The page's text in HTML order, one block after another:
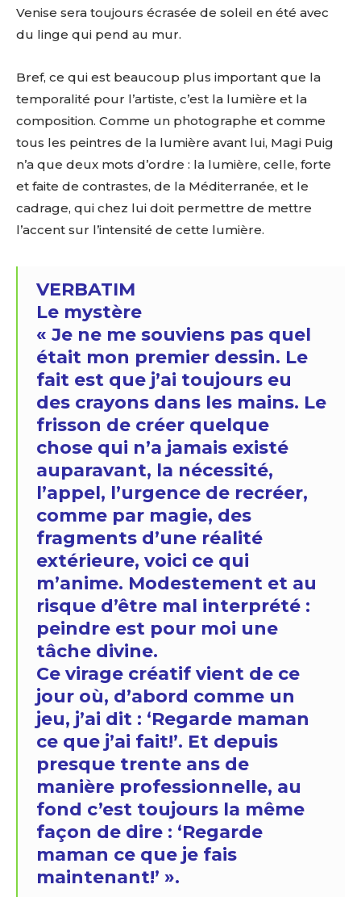
Venise sera toujours écrasée de soleil en été avec
du linge qui pend au mur.
Bref, ce qui est beaucoup plus important que la
temporalité pour l’artiste, c’est la lumière et la
composition. Comme un photographe et comme
tous les peintres de la lumière avant lui, Magi Puig
n’a que deux mots d’ordre : la lumière, celle, forte
et faite de contrastes, de la Méditerranée, et le
cadrage, qui chez lui doit permettre de mettre
l’accent sur l’intensité de cette lumière.
VERBATIM
Le mystère
« Je ne me souviens pas quel
était mon premier dessin. Le
fait est que j’ai toujours eu
des crayons dans les mains. Le
frisson de créer quelque
chose qui n’a jamais existé
auparavant, la nécessité,
l’appel, l’urgence de recréer,
comme par magie, des
fragments d’une réalité
extérieure, voici ce qui
m’anime. Modestement et au
risque d’être mal interprété :
peindre est pour moi une
tâche divine.
Ce virage créatif vient de ce
jour où, d’abord comme un
jeu, j’ai dit : ‘Regarde maman
ce que j’ai fait!’. Et depuis
presque trente ans de
manière professionnelle, au
fond c’est toujours la même
façon de dire : ‘Regarde
maman ce que je fais
maintenant!’ ».